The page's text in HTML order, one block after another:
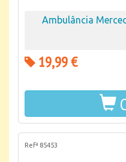
Ambulância
19,99 €
Refª 85453